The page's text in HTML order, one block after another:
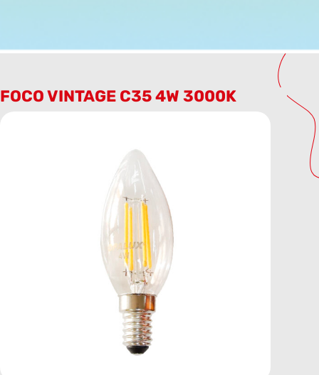
FOCO VINTAGE C35 4W 3000K